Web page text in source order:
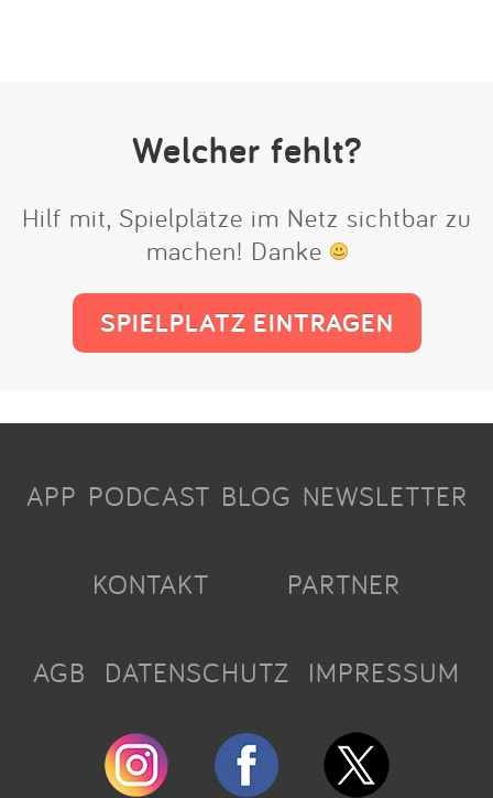
Welcher fehlt?
Hilf mit, Spielplätze im Netz sichtbar zu
machen! Danke
SPIELPLATZ EINTRAGEN
APP PODCAST BLOG NEWSLETTER
KONTAKT PARTNER
AGB DATENSCHUTZ IMPRESSUM